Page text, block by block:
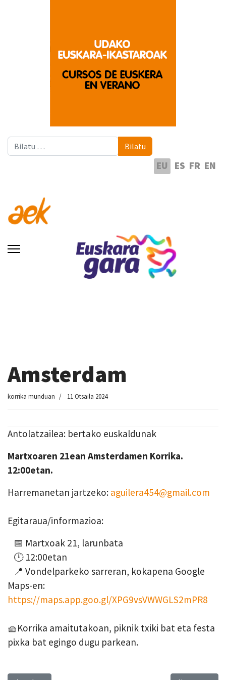
Bilatu Bilatu
EU ES FR EN
Amsterdam
korrika munduan 11 Otsaila 2024
Antolatzailea: bertako euskaldunak
Martxoaren 21ean Amsterdamen Korrika.
12:00etan.
Harremanetan jartzeko: aguilera454@gmail.com
Egitaraua/informazioa:
📅 Martxoak 21, larunbata
🕛 12:00etan
📍 Vondelparkeko sarreran, kokapena Google
Maps-en:
https://maps.app.goo.gl/XPG9vsVWWGLS2mPR8
🧺Korrika amaitutakoan, piknik txiki bat eta festa
pixka bat egingo dugu parkean.